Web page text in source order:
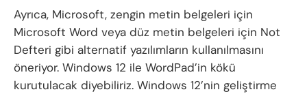
Ayrıca, Microsoft, zengin metin belgeleri için
Microsoft Word veya düz metin belgeleri için Not
Defteri gibi alternatif yazılımların kullanılmasını
öneriyor. Windows 12 ile WordPad’in kökü
kurutulacak diyebiliriz. Windows 12’nin geliştirme